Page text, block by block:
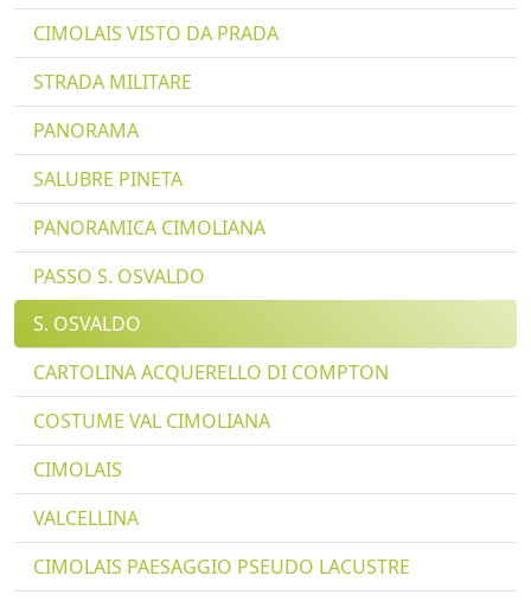
CIMOLAIS VISTO DA PRADA
STRADA MILITARE
PANORAMA
SALUBRE PINETA
PANORAMICA CIMOLIANA
PASSO S. OSVALDO
S. OSVALDO
CARTOLINA ACQUERELLO DI COMPTON
COSTUME VAL CIMOLIANA
CIMOLAIS
VALCELLINA
CIMOLAIS PAESAGGIO PSEUDO LACUSTRE